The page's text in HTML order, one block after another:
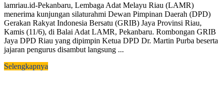
lamriau.id-Pekanbaru, Lembaga Adat Melayu Riau (LAMR)
menerima kunjungan silaturahmi Dewan Pimpinan Daerah (DPD)
Gerakan Rakyat Indonesia Bersatu (GRIB) Jaya Provinsi Riau,
Kamis (11/6), di Balai Adat LAMR, Pekanbaru. Rombongan GRIB
Jaya DPD Riau yang dipimpin Ketua DPD Dr. Martin Purba beserta
jajaran pengurus disambut langsung ...
Selengkapnya